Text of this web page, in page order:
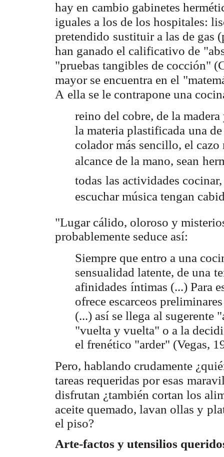
hay en cambio gabinetes
iguales a los de los hospitales:
pretendido sustituir a las de gas
han ganado el calificativo de
"pruebas tangibles de cocción"
mayor se encuentra en el
A ella se le contrapone una
reino del cobre, de la
la materia plastificada una
colador más sencillo, el cazo
alcance de la mano, sean
todas las actividades
escuchar música tengan
"Lugar cálido, oloroso y
probablemente seduce así:
Siempre que entro a una
sensualidad latente, de una
afinidades íntimas (...) Para
ofrece escarceos
(...) así se llega al sugerente
"vuelta y vuelta" o a la
el frenético "arder" (Vegas,
Pero, hablando crudamente
tareas requeridas por esas
disfrutan ¿también cortan los
aceite quemado, lavan ollas y
el piso?
Arte-factos y utensilios